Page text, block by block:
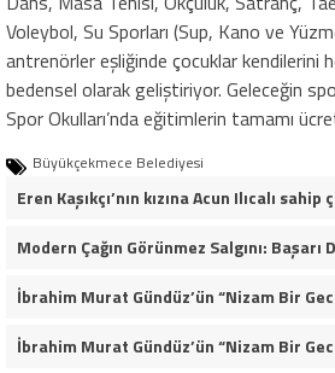
Voleybol, Su Sporları (Sup, Kano ve
antrenörler eşliğinde çocuklar kendilerini
bedensel olarak geliştiriyor. Geleceğin
Spor Okulları’nda eğitimlerin tamamı
Büyükçekmece Belediyesi